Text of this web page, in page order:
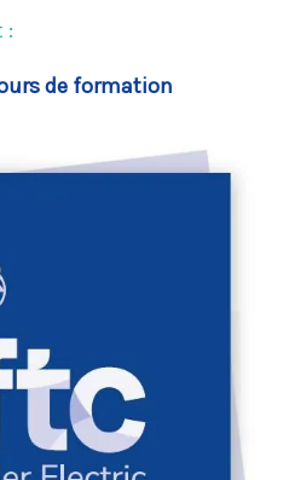
:
de formation